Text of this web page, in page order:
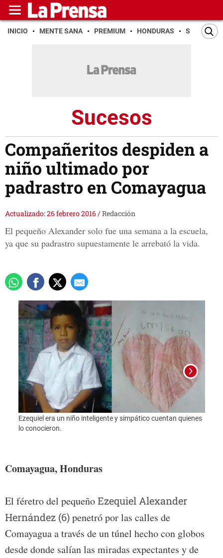
INICIO MENTE SANA PREMIUM HONDURAS SAN PEDRO
Sucesos
Compañeritos despiden a
niño ultimado por
padrastro en Comayagua
Actualizado: 26 febrero 2016/Redacción
El pequeño Alexander solo fue una semana a la escuela,
ya que su padrastro supuestamente le arrebató la vida.
Ezequiel era un niño inteligente y simpático cuentan quienes
lo conocieron.
Comayagua, Honduras
El féretro del pequeñoEzequiel Alexander
Hernández (6)penetró por las calles de
Comayagua a través de un túnel hecho con globos
desde donde salían las miradas expectantes y de